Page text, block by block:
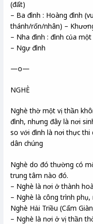
(đất)
– Ba đình : Hoàng đình
thánh/rốn/nhân) –
– Nha đình : đình của
– Ngự đình
—o—
NGHÈ
Nghè thờ một vị thần
đình, nhưng đây là nơi
so với đình là nơi thực thi
dân chúng
Nghè do đó thường có
trung tâm nào đó.
– Nghè là nơi ở thành
– Nghè là công trình
Nghè Hải Triều (Cẩm
– Nghè là nơi ở vị thần